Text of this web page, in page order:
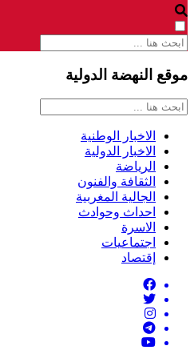
موقع النهضة الدولية
الاخبار الوطنية
الاخبار الدولية
الرياضة
الثقافة والفنون
الجالية المغربية
احداث وحوادث
الاسرة
اجتماعيات
إقتصاد